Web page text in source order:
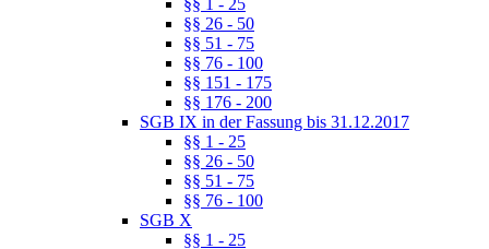
§§ 26 - 50
§§ 51 - 75
§§ 76 - 100
§§ 151 - 175
§§ 176 - 200
SGB IX in der Fassung bis 31.12.2017
§§ 1 - 25
§§ 26 - 50
§§ 51 - 75
§§ 76 - 100
SGB X
§§ 1 - 25